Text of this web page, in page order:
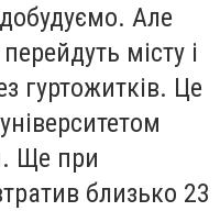
Але
місту і
гуртожитків. Це
Ще при
близько 23